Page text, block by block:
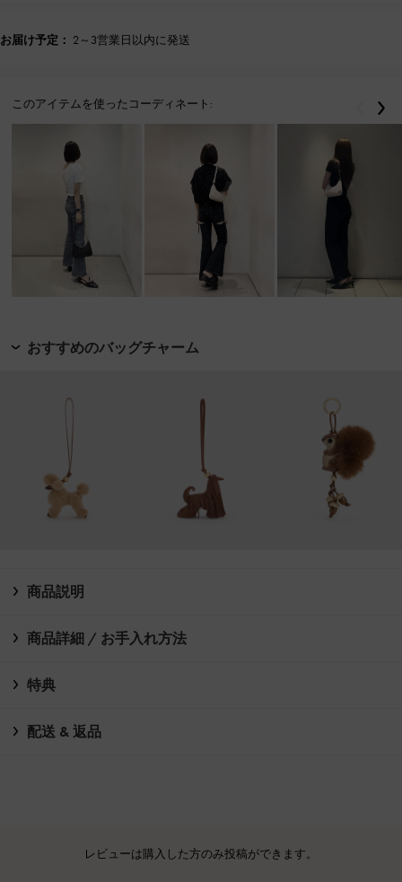
お届け予定： 2～3営業日以内に発送
このアイテムを使ったコーディネート: 戻る
おすすめのバッグチャーム
商品説明
商品詳細 / お手入れ方法
特典
配送 & 返品
レビューは購入した方のみ投稿ができます。